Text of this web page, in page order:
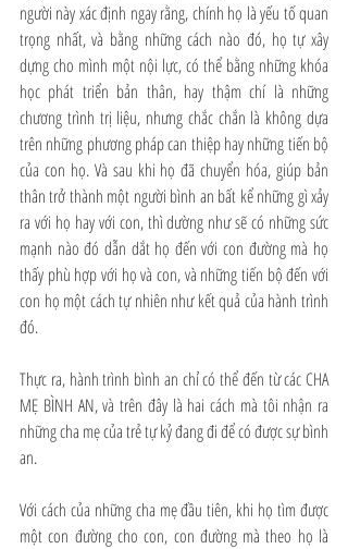
người này xác định ngay rằng, chính họ là yếu tố quan
trọng nhất, và bằng những cách nào đó, họ tự xây
dựng cho mình một nội lực, có thể bằng những khóa
học phát triển bản thân, hay thậm chí là những
chương trình trị liệu, nhưng chắc chắn là không dựa
trên những phương pháp can thiệp hay những tiến bộ
của con họ. Và sau khi họ đã chuyển hóa, giúp bản
thân trở thành một người bình an bất kể những gì xảy
ra với họ hay với con, thì dường như sẽ có những sức
mạnh nào đó dẫn dắt họ đến với con đường mà họ
thấy phù hợp với họ và con, và những tiến bộ đến với
con họ một cách tự nhiên như kết quả của hành trình
đó.
Thực ra, hành trình bình an chỉ có thể đến từ các CHA
MẸ BÌNH AN, và trên đây là hai cách mà tôi nhận ra
những cha mẹ của trẻ tự kỷ đang đi để có được sự bình
an.
Với cách của những cha mẹ đầu tiên, khi họ tìm được
một con đường cho con, con đường mà theo họ là